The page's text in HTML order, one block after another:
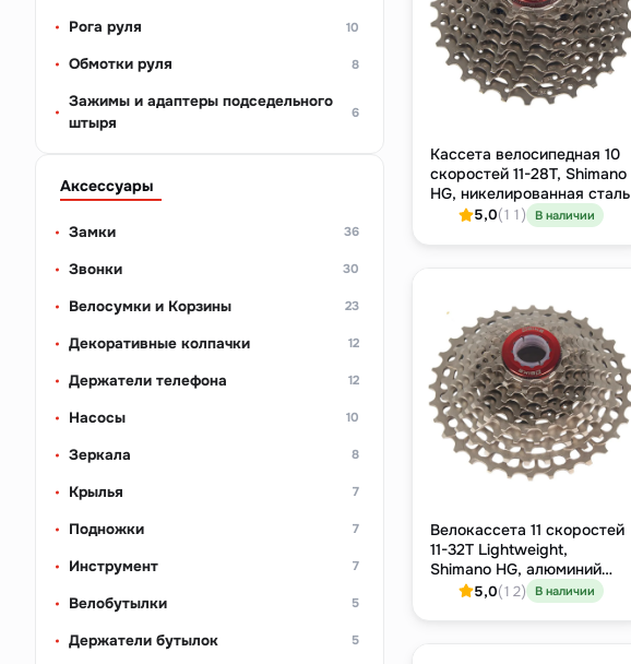
Рога руля 10
Обмотки руля 8
Зажимы и адаптеры подседельного
штыря
6
Аксессуары
Замки 36
Звонки 30
Велосумки и Корзины 23
Декоративные колпачки 12
Держатели телефона 12
Насосы 10
Зеркала 8
Крылья 7
Подножки 7
Инструмент 7
Велобутылки 5
Держатели бутылок 5
Кассета велосипедная 10
скоростей 11-28T, Shimano
HG, никелированная сталь
5,0(11) В наличии
Велокассета 11 скоростей
11-32T Lightweight,
Shimano HG, алюминий
7075 5,0(12) В наличии